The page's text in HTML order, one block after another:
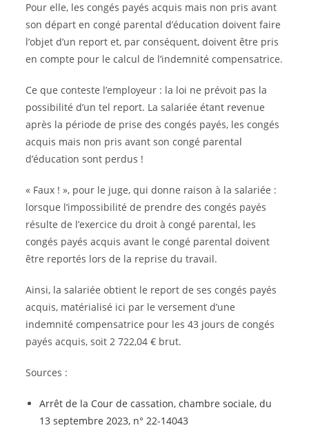
Pour elle, les congés payés acquis mais non pris avant
son départ en congé parental d’éducation doivent faire
l’objet d’un report et, par conséquent, doivent être pris
en compte pour le calcul de l’indemnité compensatrice.
Ce que conteste l’employeur : la loi ne prévoit pas la
possibilité d’un tel report. La salariée étant revenue
après la période de prise des congés payés, les congés
acquis mais non pris avant son congé parental
d’éducation sont perdus !
« Faux ! », pour le juge, qui donne raison à la salariée :
lorsque l’impossibilité de prendre des congés payés
résulte de l’exercice du droit à congé parental, les
congés payés acquis avant le congé parental doivent
être reportés lors de la reprise du travail.
Ainsi, la salariée obtient le report de ses congés payés
acquis, matérialisé ici par le versement d’une
indemnité compensatrice pour les 43 jours de congés
payés acquis, soit 2 722,04 € brut.
Sources :
Arrêt de la Cour de cassation, chambre sociale, du
13 septembre 2023, n° 22-14043